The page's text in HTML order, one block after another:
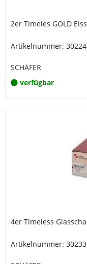
2er Timeles GOLD
Artikelnummer: 30224
SCHÄFER
verfügbar
4er Timeless
Artikelnummer: 30233